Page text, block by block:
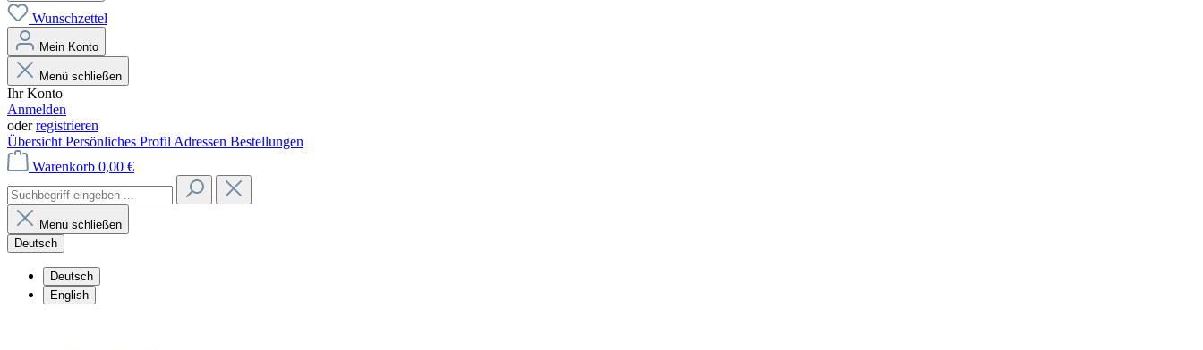
Wunschzettel
Mein Konto
Menü schließen
Ihr Konto
Anmelden
oderregistrieren
Übersicht Persönliches Profil Adressen Bestellungen
Warenkorb 0,00 €
Menü schließen
Deutsch
Deutsch
English